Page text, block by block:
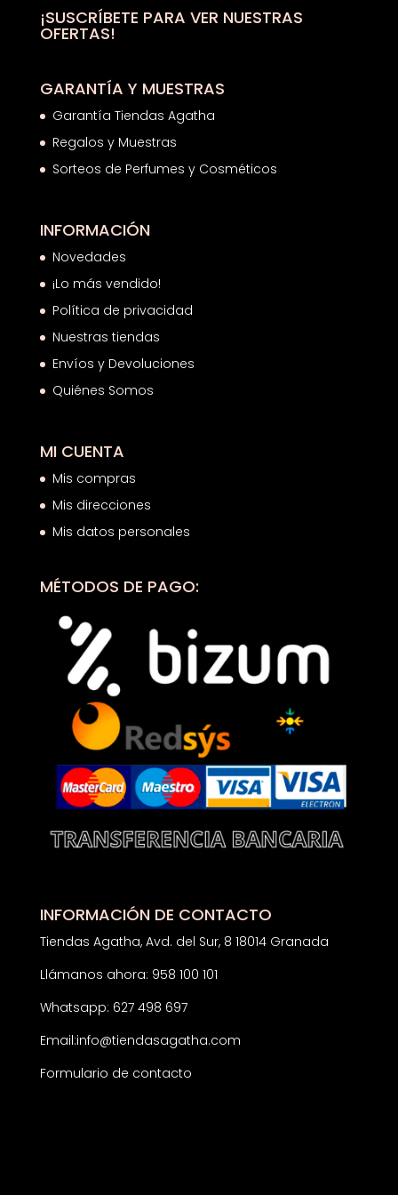
¡SUSCRÍBETE PARA VER NUESTRAS
OFERTAS!
GARANTÍA Y MUESTRAS
Garantía Tiendas Agatha
Regalos y Muestras
Sorteos de Perfumes y Cosméticos
INFORMACIÓN
Novedades
¡Lo más vendido!
Política de privacidad
Nuestras tiendas
Envíos y Devoluciones
Quiénes Somos
MI CUENTA
Mis compras
Mis direcciones
Mis datos personales
MÉTODOS DE PAGO:
INFORMACIÓN DE CONTACTO
Tiendas Agatha, Avd. del Sur, 8 18014 Granada
Llámanos ahora: 958 100 101
Whatsapp: 627 498 697
Email:info@tiendasagatha.com
Formulario de contacto